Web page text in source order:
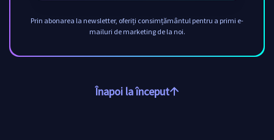
Prin abonarea la newsletter, oferiți consimțământul pentru a primi e-
mailuri de marketing de la noi.
Înapoi la început